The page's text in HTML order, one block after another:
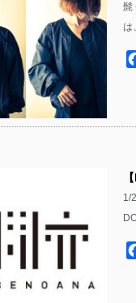
髭
は
1/